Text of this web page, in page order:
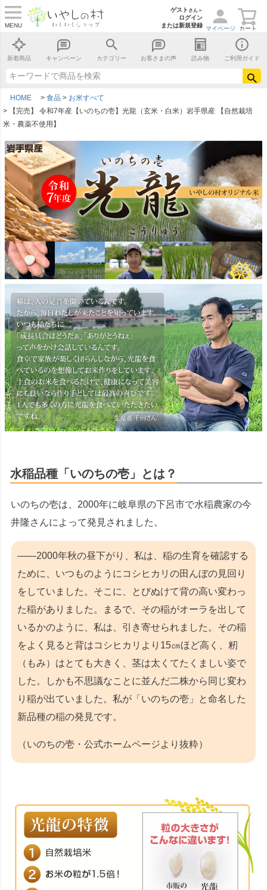
ゲスト さん＞
ログイン
または新規登録
カート
マイページ
MENU
新着商品 キャンペーン カテゴリー お客さまの声 読み物 ご利用ガイド
HOME 食品
お米すべて
【完売】 令和7年産【いのちの壱】光龍（玄米・白米）岩手県産 【自然栽培
米・農薬不使用】
水稲品種「いのちの壱」とは？
いのちの壱は、2000年に岐阜県の下呂市で水稲農家の今
井隆さんによって発見されました。
――2000年秋の昼下がり、私は、稲の生育を確認する
ために、いつものようにコシヒカリの田んぼの見回り
をしていました。そこに、とびぬけて背の高い変わっ
た稲がありました。まるで、その稲がオーラを出して
いるかのように、私は、引き寄せられました。その稲
をよく見ると背はコシヒカリより15㎝ほど高く、籾
（もみ）はとても大きく、茎は太くてたくましい姿で
した。しかも不思議なことに並んだ二株から同じ変わ
り稲が出ていました。私が「いのちの壱」と命名した
新品種の稲の発見です。
（いのちの壱・公式ホームページより抜粋）